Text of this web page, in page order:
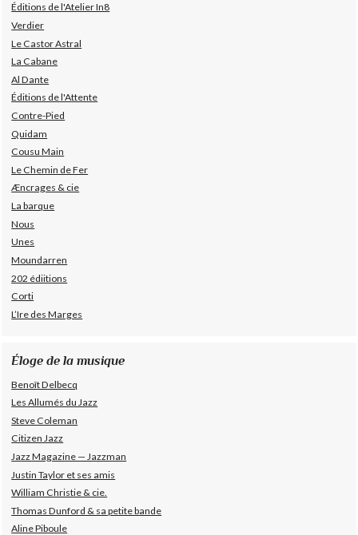
Éditions de l'Atelier In8
Verdier
Le Castor Astral
La Cabane
Al Dante
Éditions de l'Attente
Contre-Pied
Quidam
Cousu Main
Le Chemin de Fer
Æncrages & cie
La barque
Nous
Unes
Moundarren
202 édiitions
Corti
L’Ire des Marges
Éloge de la musique
Benoît Delbecq
Les Allumés du Jazz
Steve Coleman
Citizen Jazz
Jazz Magazine — Jazzman
Justin Taylor et ses amis
William Christie & cie.
Thomas Dunford & sa petite bande
Aline Piboule